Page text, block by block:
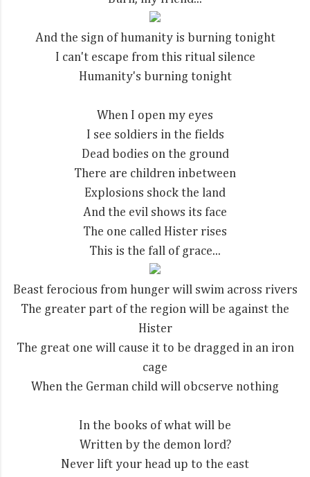
And the sign of humanity is burning tonight
I can't escape from this ritual silence
Humanity's burning tonight
When I open my eyes
I see soldiers in the fields
Dead bodies on the ground
There are children inbetween
Explosions shock the land
And the evil shows its face
The one called Hister rises
This is the fall of grace...
Beast ferocious from hunger will swim across rivers
The greater part of the region will be against the
Hister
The great one will cause it to be dragged in an iron
cage
When the German child will obcserve nothing
In the books of what will be
Written by the demon lord?
Never lift your head up to the east